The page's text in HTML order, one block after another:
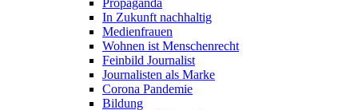
Propaganda
In Zukunft nachhaltig
Medienfrauen
Wohnen ist Menschenrecht
Feinbild Journalist
Journalisten als Marke
Corona Pandemie
Bildung